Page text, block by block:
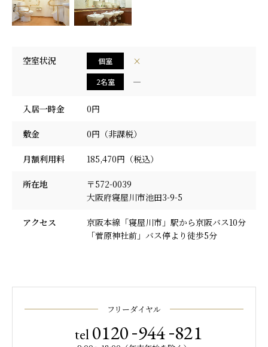
空室状況 個室 ×
2名室 ―
入居一時金 0円
敷金 0円（非課税）
月額利用料 185,470円（税込）
所在地
〒572-0039
大阪府寝屋川市池田3-9-5
アクセス
京阪本線「寝屋川市」駅から京阪バス10分
「菅原神社前」バス停より徒歩5分
フリーダイヤル
tel0120-944-821